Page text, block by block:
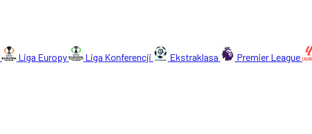
Liga Europy Liga Konferencji Ekstraklasa Premier League